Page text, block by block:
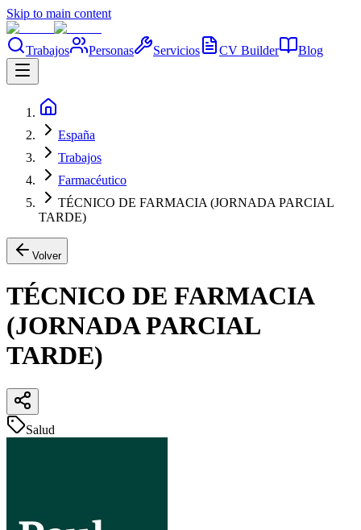
Skip to main content
Trabajos Personas Servicios CV Builder Blog
España
Trabajos
Farmacéutico
TÉCNICO DE FARMACIA (JORNADA PARCIAL
TARDE)
Volver
TÉCNICO DE FARMACIA
(JORNADA PARCIAL
TARDE)
Salud